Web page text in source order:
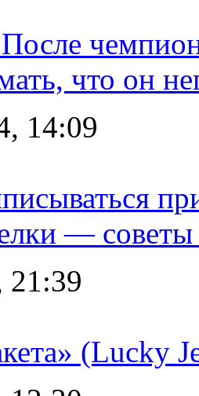
что он
14:09
—
21:39
(Lucky